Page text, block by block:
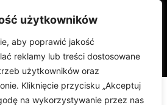
użytkowników
aby poprawić jakość
reklamy lub treści dostosowane
użytkowników oraz
Kliknięcie przycisku „Akceptuj
na wykorzystywanie przez nas